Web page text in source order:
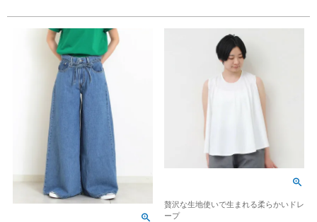
贅沢な生地使いで生まれる柔らかいドレ
ープ